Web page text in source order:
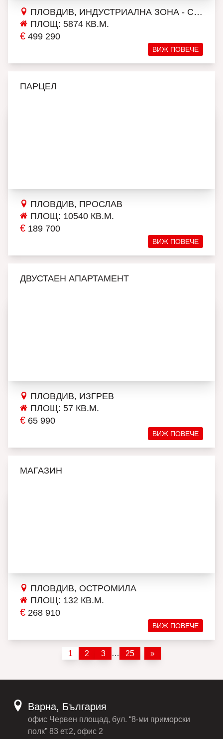
ПЛОВДИВ, ИНДУСТРИАЛНА ЗОНА - СЕВЕР
ПЛОЩ: 5874 КВ.М.
€ 499 290
ВИЖ ПОВЕЧЕ
ПАРЦЕЛ
ПЛОВДИВ, ПРОСЛАВ
ПЛОЩ: 10540 КВ.М.
€ 189 700
ВИЖ ПОВЕЧЕ
ДВУСТАЕН АПАРТАМЕНТ
ПЛОВДИВ, ИЗГРЕВ
ПЛОЩ: 57 КВ.М.
€ 65 990
ВИЖ ПОВЕЧЕ
МАГАЗИН
ПЛОВДИВ, ОСТРОМИЛА
ПЛОЩ: 132 КВ.М.
€ 268 910
ВИЖ ПОВЕЧЕ
1 2 3 … 25 »
Варна, България
офис Червен площад, бул. “8-ми приморски
полк” 83 ет.2, офис 2